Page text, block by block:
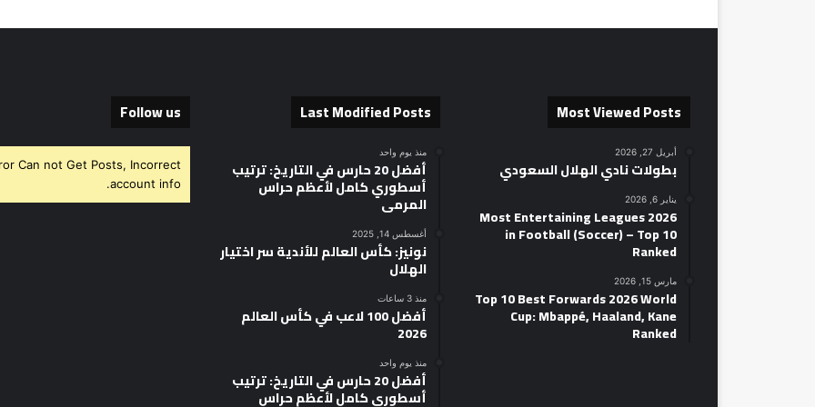
Most Viewed Posts
أبريل 27, 2026
بطولات نادي الهلال السعودي
يناير 6, 2026
2026 Most Entertaining Leagues
in Football (Soccer) – Top 10
Ranked
مارس 15, 2026
Top 10 Best Forwards 2026 World
Cup: Mbappé, Haaland, Kane
Ranked
Last Modified Posts
منذ يوم واحد
أفضل 20 حارس في التاريخ: ترتيب
أسطوري كامل لأعظم حراس
المرمى
أغسطس 14, 2025
نونيز: كأس العالم للأندية سر اختيار
الهلال
منذ 3 ساعات
أفضل 100 لاعب في كأس العالم
2026
منذ يوم واحد
أفضل 20 حارس في التاريخ: ترتيب
أسطوري كامل لأعظم حراس
Follow us
Can not Get Posts, Incorrect
account info.